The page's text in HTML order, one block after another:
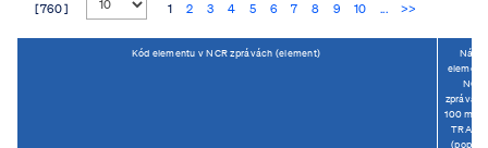
[ 760 ] 1 2 3 4 5 6 7 8 9 10 ... >>
Kód elementu v NCR zprávách (element)
NCR
100 míst